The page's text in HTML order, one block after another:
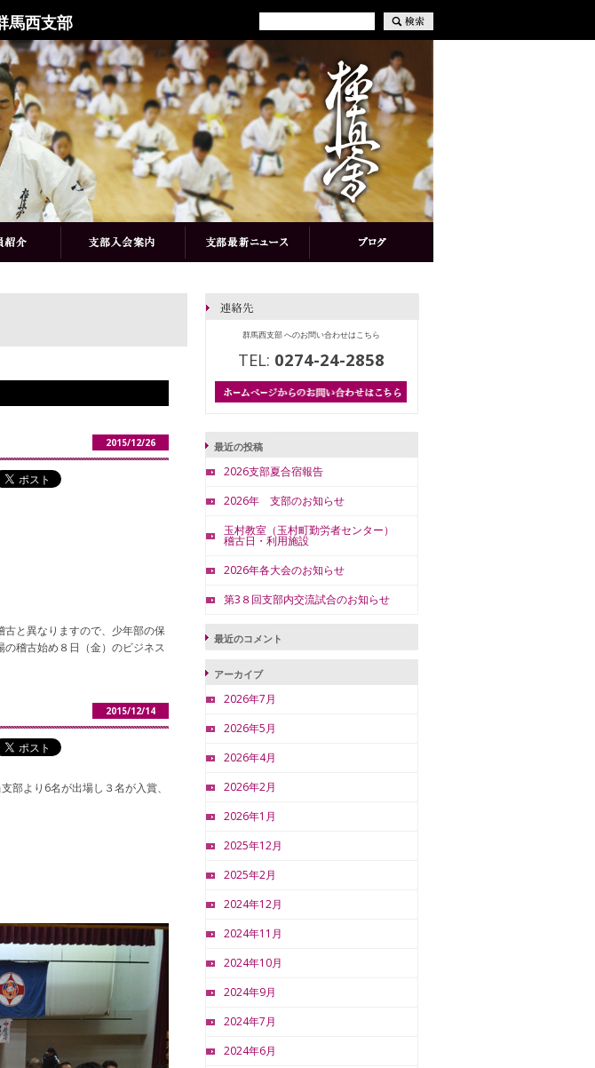
馬西支部
2015/12/26
と異なりますので、少年部の保
稽古始め８日（金）のビジネス
2015/12/14
部より6名が出場し３名が入賞、
群馬西支部 へのお問い合わせはこちら
TEL: 0274-24-2858
最近の投稿
2026支部夏合宿報告
2026年 支部のお知らせ
玉村教室（玉村町勤労者センター）
稽古日・利用施設
2026年各大会のお知らせ
第3８回支部内交流試合のお知らせ
最近のコメント
アーカイブ
2026年7月
2026年5月
2026年4月
2026年2月
2026年1月
2025年12月
2025年2月
2024年12月
2024年11月
2024年10月
2024年9月
2024年7月
2024年6月